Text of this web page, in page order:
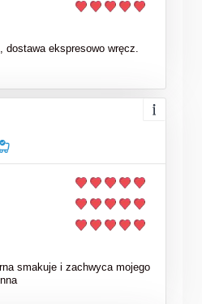
dostawa ekspresowo wręcz.
smakuje i zachwyca mojego